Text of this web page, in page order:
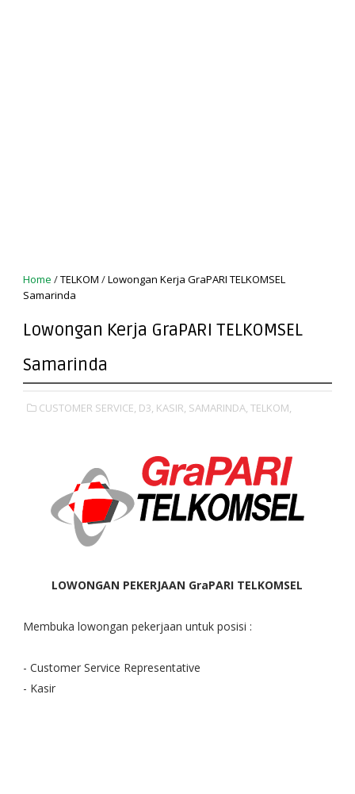
Home /TELKOM /Lowongan Kerja GraPARI TELKOMSEL
Samarinda
Lowongan Kerja GraPARI TELKOMSEL
Samarinda
CUSTOMER SERVICE, D3, KASIR, SAMARINDA, TELKOM,
LOWONGAN PEKERJAAN GraPARI TELKOMSEL
Membuka lowongan pekerjaan untuk posisi :
- Customer Service Representative
- Kasir